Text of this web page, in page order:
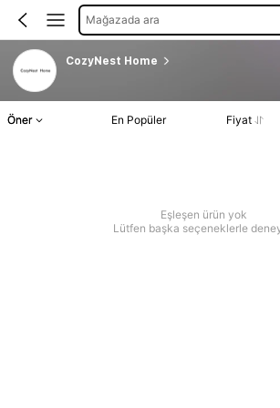
Mağazada ara
CozyNest Home
Öner En Popüler Fiyat
Eşleşen ürün yok
Lütfen başka seçeneklerle